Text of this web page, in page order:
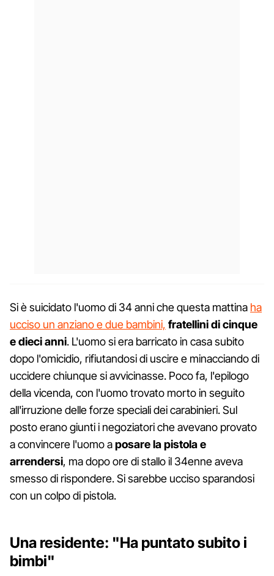
Si è suicidato l'uomo di 34 anni che questa mattina ha
ucciso un anziano e due bambini, fratellini di cinque
e dieci anni. L'uomo si era barricato in casa subito
dopo l'omicidio, rifiutandosi di uscire e minacciando di
uccidere chiunque si avvicinasse. Poco fa, l'epilogo
della vicenda, con l'uomo trovato morto in seguito
all'irruzione delle forze speciali dei carabinieri. Sul
posto erano giunti i negoziatori che avevano provato
a convincere l'uomo aposare la pistola e
arrendersi, ma dopo ore di stallo il 34enne aveva
smesso di rispondere. Si sarebbe ucciso sparandosi
con un colpo di pistola.
Una residente: "Ha puntato subito i
bimbi"